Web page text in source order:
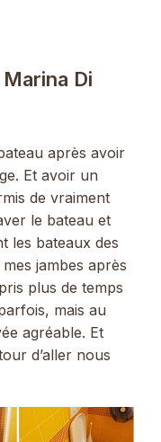
Di
après avoir
Et avoir un
de vraiment
le bateau et
les bateaux des
jambes après
plus de temps
mais au
agréable. Et
d’aller nous